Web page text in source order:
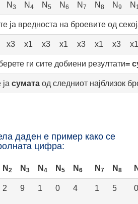
N 3 N 4 N 5 N 6 N 7 N 8 N 9 N
ја вредноста на броевите од
x3 x1 x3 x1 x3 x1 x3 x1
ги сите добиени резултати=
сумата од следниот најблизок
даден е пример како се
цифра:
N 2 N 3 N 4 N 5 N 6 N 7 N 8
2 9 1 0 4 1 5 0